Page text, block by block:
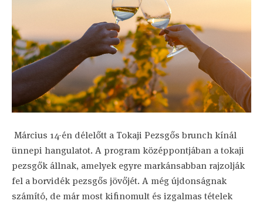
Március 14-én délelőtt a Tokaji Pezsgős brunch kínál
ünnepi hangulatot. A program középpontjában a tokaji
pezsgők állnak, amelyek egyre markánsabban rajzolják
fel a borvidék pezsgős jövőjét. A még újdonságnak
számító, de már most kifinomult és izgalmas tételek